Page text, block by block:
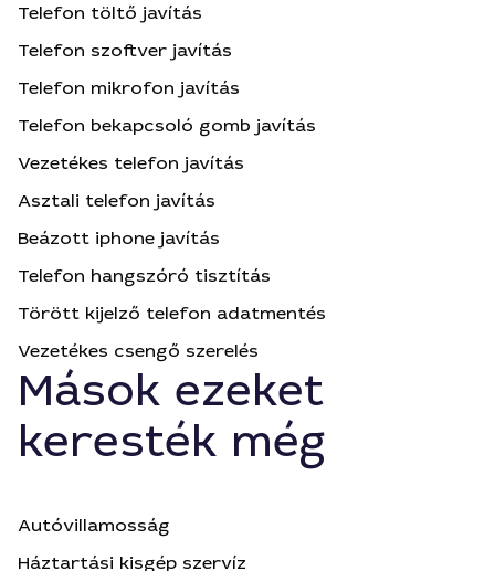
Telefon töltő javítás
Telefon szoftver javítás
Telefon mikrofon javítás
Telefon bekapcsoló gomb javítás
Vezetékes telefon javítás
Asztali telefon javítás
Beázott iphone javítás
Telefon hangszóró tisztítás
Törött kijelző telefon adatmentés
Vezetékes csengő szerelés
Mások ezeket
keresték még
Autóvillamosság
Háztartási kisgép szervíz